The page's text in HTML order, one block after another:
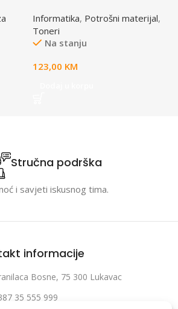
Informatika, Potrošni materijal,
Toneri
Na stanju
123,00 KM
Stručna podrška
i savjeti iskusnog tima.
informacije
Bosne, 75 300 Lukavac
35 555 999